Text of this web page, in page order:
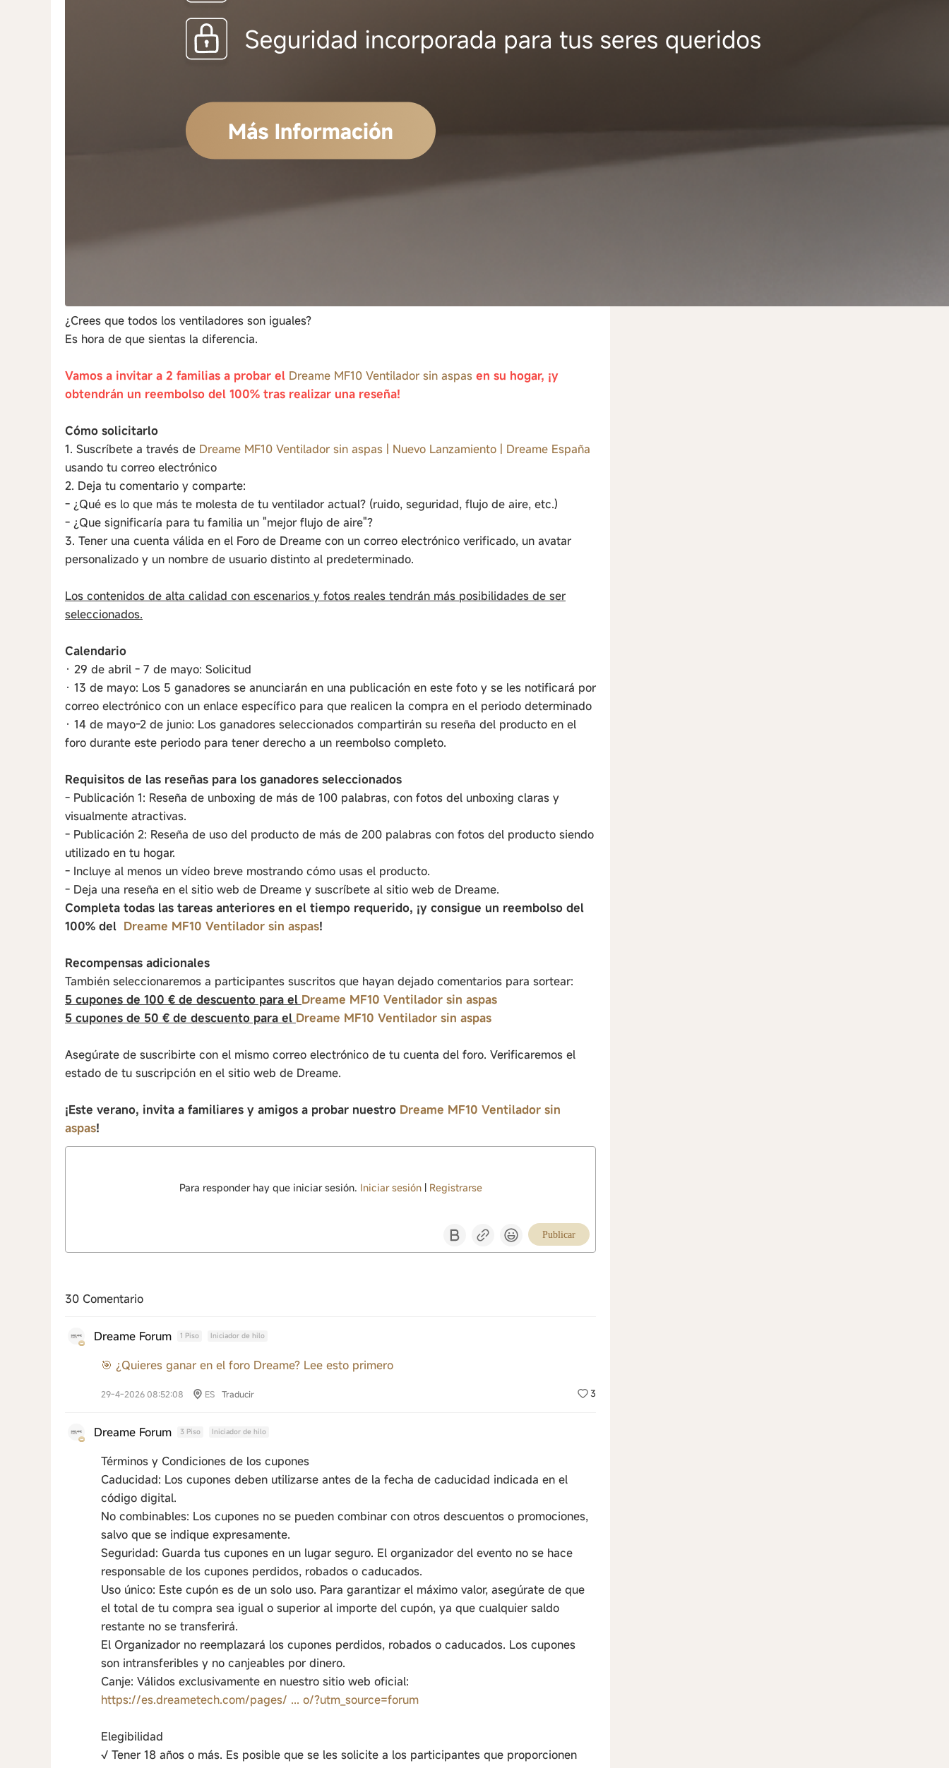
¿Crees que todos los ventiladores son iguales?
Es hora de que sientas la diferencia.
Vamos a invitar a 2 familias a probar el Dreame MF10 Ventilador sin aspas en su hogar, ¡y
obtendrán un reembolso del 100% tras realizar una reseña!
Cómo solicitarlo
1. Suscríbete a través de Dreame MF10 Ventilador sin aspas | Nuevo Lanzamiento | Dreame España
usando tu correo electrónico
2. Deja tu comentario y comparte:
- ¿Qué es lo que más te molesta de tu ventilador actual? (ruido, seguridad, flujo de aire, etc.)
- ¿Que significaría para tu familia un "mejor flujo de aire"?
3. Tener una cuenta válida en el Foro de Dreame con un correo electrónico verificado, un avatar
personalizado y un nombre de usuario distinto al predeterminado.
Los contenidos de alta calidad con escenarios y fotos reales tendrán más posibilidades de ser
seleccionados.
Calendario
· 29 de abril - 7 de mayo: Solicitud
· 13 de mayo: Los 5 ganadores se anunciarán en una publicación en este foto y se les notificará por
correo electrónico con un enlace específico para que realicen la compra en el periodo determinado
· 14 de mayo-2 de junio: Los ganadores seleccionados compartirán su reseña del producto en el
foro durante este periodo para tener derecho a un reembolso completo.
Requisitos de las reseñas para los ganadores seleccionados
- Publicación 1: Reseña de unboxing de más de 100 palabras, con fotos del unboxing claras y
visualmente atractivas.
- Publicación 2: Reseña de uso del producto de más de 200 palabras con fotos del producto siendo
utilizado en tu hogar.
- Incluye al menos un vídeo breve mostrando cómo usas el producto.
- Deja una reseña en el sitio web de Dreame y suscríbete al sitio web de Dreame.
Completa todas las tareas anteriores en el tiempo requerido, ¡y consigue un reembolso del
100% del Dreame MF10 Ventilador sin aspas!
Recompensas adicionales
También seleccionaremos a participantes suscritos que hayan dejado comentarios para sortear:
5 cupones de 100 € de descuento para el Dreame MF10 Ventilador sin aspas
5 cupones de 50 € de descuento para el Dreame MF10 Ventilador sin aspas
Asegúrate de suscribirte con el mismo correo electrónico de tu cuenta del foro. Verificaremos el
estado de tu suscripción en el sitio web de Dreame.
¡Este verano, invita a familiares y amigos a probar nuestro Dreame MF10 Ventilador sin
aspas!
Para responder hay que iniciar sesión. Iniciar sesión| Registrarse
Publicar
30 Comentario
Dreame Forum 1 Piso Iniciador de hilo
🎯 ¿Quieres ganar en el foro Dreame? Lee esto primero
3
29-4-2026 08:52:08 ES Traducir
Dreame Forum 3 Piso Iniciador de hilo
Términos y Condiciones de los cupones
Caducidad: Los cupones deben utilizarse antes de la fecha de caducidad indicada en el
código digital.
No combinables: Los cupones no se pueden combinar con otros descuentos o promociones,
salvo que se indique expresamente.
Seguridad: Guarda tus cupones en un lugar seguro. El organizador del evento no se hace
responsable de los cupones perdidos, robados o caducados.
Uso único: Este cupón es de un solo uso. Para garantizar el máximo valor, asegúrate de que
el total de tu compra sea igual o superior al importe del cupón, ya que cualquier saldo
restante no se transferirá.
El Organizador no reemplazará los cupones perdidos, robados o caducados. Los cupones
son intransferibles y no canjeables por dinero.
Canje: Válidos exclusivamente en nuestro sitio web oficial:
https://es.dreametech.com/pages/ ... o/?utm_source=forum
Elegibilidad
√ Tener 18 años o más. Es posible que se les solicite a los participantes que proporcionen